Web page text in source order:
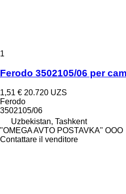
1
Ferodo 3502105/06 per
1,51 € 20.720 UZS
Ferodo
3502105/06
Uzbekistan, Tashkent
"OMEGA AVTO POSTAVKA" OOO
Contattare il venditore